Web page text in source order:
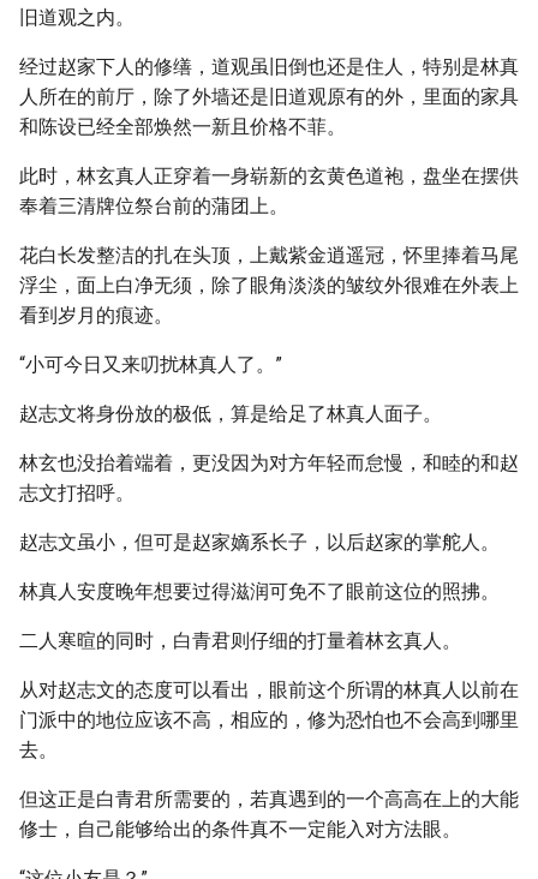
旧道观之内。
经过赵家下人的修缮，道观虽旧倒也还是住人，特别是林真
人所在的前厅，除了外墙还是旧道观原有的外，里面的家具
和陈设已经全部焕然一新且价格不菲。
此时，林玄真人正穿着一身崭新的玄黄色道袍，盘坐在摆供
奉着三清牌位祭台前的蒲团上。
花白长发整洁的扎在头顶，上戴紫金逍遥冠，怀里捧着马尾
浮尘，面上白净无须，除了眼角淡淡的皱纹外很难在外表上
看到岁月的痕迹。
“小可今日又来叨扰林真人了。”
赵志文将身份放的极低，算是给足了林真人面子。
林玄也没抬着端着，更没因为对方年轻而怠慢，和睦的和赵
志文打招呼。
赵志文虽小，但可是赵家嫡系长子，以后赵家的掌舵人。
林真人安度晚年想要过得滋润可免不了眼前这位的照拂。
二人寒暄的同时，白青君则仔细的打量着林玄真人。
从对赵志文的态度可以看出，眼前这个所谓的林真人以前在
门派中的地位应该不高，相应的，修为恐怕也不会高到哪里
去。
但这正是白青君所需要的，若真遇到的一个高高在上的大能
修士，自己能够给出的条件真不一定能入对方法眼。